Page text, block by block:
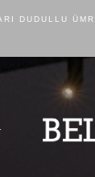
DUDULLU